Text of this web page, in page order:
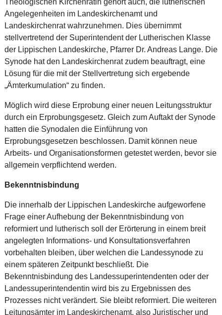
Theologischen Kirchenrätin gehört auch, die lutherischen
Angelegenheiten im Landeskirchenamt und
Landeskirchenrat wahrzunehmen. Dies übernimmt
stellvertretend der Superintendent der Lutherischen Klasse
der Lippischen Landeskirche, Pfarrer Dr. Andreas Lange. Die
Synode hat den Landeskirchenrat zudem beauftragt, eine
Lösung für die mit der Stellvertretung sich ergebende
„Ämterkumulation“ zu finden.
Möglich wird diese Erprobung einer neuen Leitungsstruktur
durch ein Erprobungsgesetz. Gleich zum Auftakt der Synode
hatten die Synodalen die Einführung von
Erprobungsgesetzen beschlossen. Damit können neue
Arbeits- und Organisationsformen getestet werden, bevor sie
allgemein verpflichtend werden.
Bekenntnisbindung
Die innerhalb der Lippischen Landeskirche aufgeworfene
Frage einer Aufhebung der Bekenntnisbindung von
reformiert und lutherisch soll der Erörterung in einem breit
angelegten Informations- und Konsultationsverfahren
vorbehalten bleiben, über welchen die Landessynode zu
einem späteren Zeitpunkt beschließt. Die
Bekenntnisbindung des Landessuperintendenten oder der
Landessuperintendentin wird bis zu Ergebnissen des
Prozesses nicht verändert. Sie bleibt reformiert. Die weiteren
Leitungsämter im Landeskirchenamt, also Juristischer und